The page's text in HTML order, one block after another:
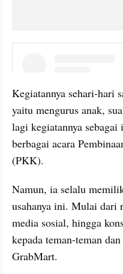
Kegiatannya sehari-hari
yaitu mengurus anak,
lagi kegiatannya
berbagai acara
(PKK).
Namun, ia selalu
usahanya ini. Mulai dari
media sosial, hingga
kepada teman-teman
GrabMart.